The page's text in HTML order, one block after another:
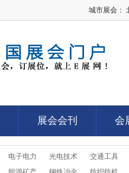
城市展会：
展会会刊
展会会刊
会
会
电子电力 光电技术
交通工具